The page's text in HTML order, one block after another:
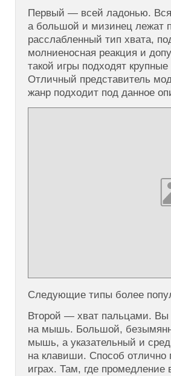
Первый — всей ладонью.
а большой и мизинец лежат
расслабленный тип хвата,
молниеносная реакция и
такой игры подходят
Отличный представитель
жанр подходит под данное
Следующие типы более
Второй — хват пальцами. Вы
на мышь. Большой,
мышь, а указательный и
на клавиши. Способ отлично
играх. Там, где